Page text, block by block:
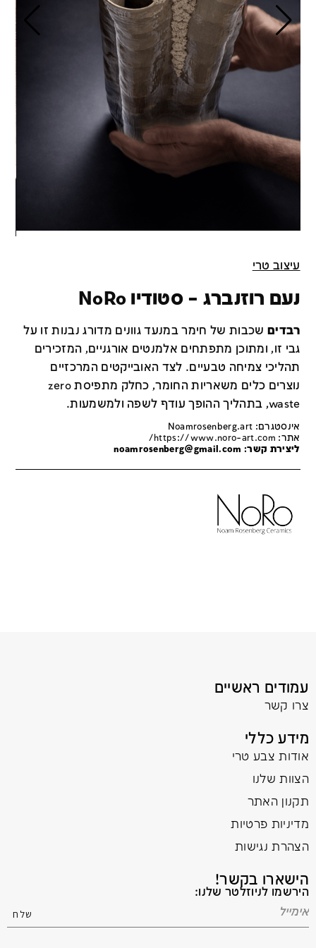
עיצוב טרי
נעם רוזנברג – סטודיו NoRo
רבדים שכבות של חימר במנעד גוונים מדורג נבנות זו על
גבי זו, ומתוכן מתפתחים אלמנטים אורגניים, המזכירים
תהליכי צמיחה טבעיים. לצד האובייקטים המרכזיים
נוצרים כלים משאריות החומר, כחלק מתפיסת zero
waste, בתהליך ההופך עודף לשפה ולמשמעות.
אינסטגרם: Noamrosenberg.art
אתר: https://www.noro-art.com/
ליצירת קשר: noamrosenberg@gmail.com
עמודים ראשיים
צרו קשר
מידע כללי
אודות צבע טרי
הצוות שלנו
תקנון האתר
מדיניות פרטיות
הצהרת נגישות
הישארו בקשר!
הירשמו לניוזלטר שלנו: